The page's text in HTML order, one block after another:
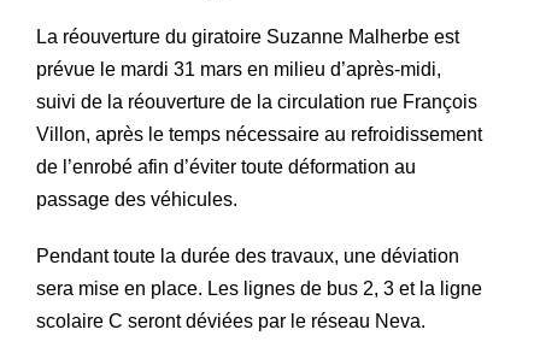
La réouverture du giratoire Suzanne Malherbe est
prévue le mardi 31 mars en milieu d’après-midi,
suivi de la réouverture de la circulation rue François
Villon, après le temps nécessaire au refroidissement
de l’enrobé afin d’éviter toute déformation au
passage des véhicules.
Pendant toute la durée des travaux, une déviation
sera mise en place. Les lignes de bus 2, 3 et la ligne
scolaire C seront déviées par le réseau Neva.